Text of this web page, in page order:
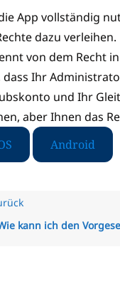
App vollständig
dazu
von dem Recht
dass Ihr
und Ihr
aber Ihnen das
Android
kann ich den Vorgesetzten eines Mitarbeiters